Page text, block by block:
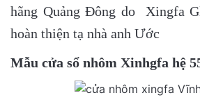
hãng Quảng Đông do Xingfa
hoàn thiện tạ nhà anh Ước
Mẫu cửa sổ nhôm Xinhgfa hệ